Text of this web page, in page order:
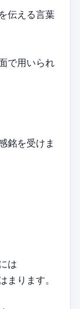
伝える言葉
で用いられ
銘を受けま
は
まります。